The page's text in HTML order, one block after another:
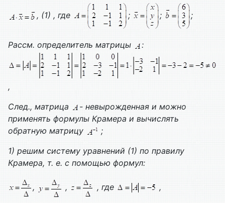
, (1) , где ; ; ;
Рассм. определитель матрицы :
,
След., матрица
- невырожденная и можно
применять формулы Крамера и вычислять
обратную матрицу
;
1) решим систему уравнений (1) по правилу
Крамера, т. е. с помощью формул:
, , , где ,